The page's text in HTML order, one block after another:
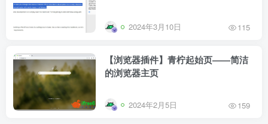
2024年3月10日 115
【浏览器插件】青柠起始页——简洁
的浏览器主页
2024年2月5日 159